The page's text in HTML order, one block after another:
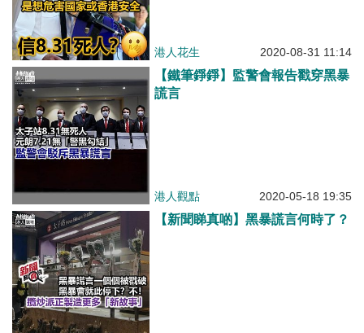
港人花生 2020-08-31 11:14
【鐵筆錚錚】監警會報告戳穿黑暴
謊言
港人觀點 2020-05-18 19:35
【新聞睇真啲】黑暴謊言何時了？